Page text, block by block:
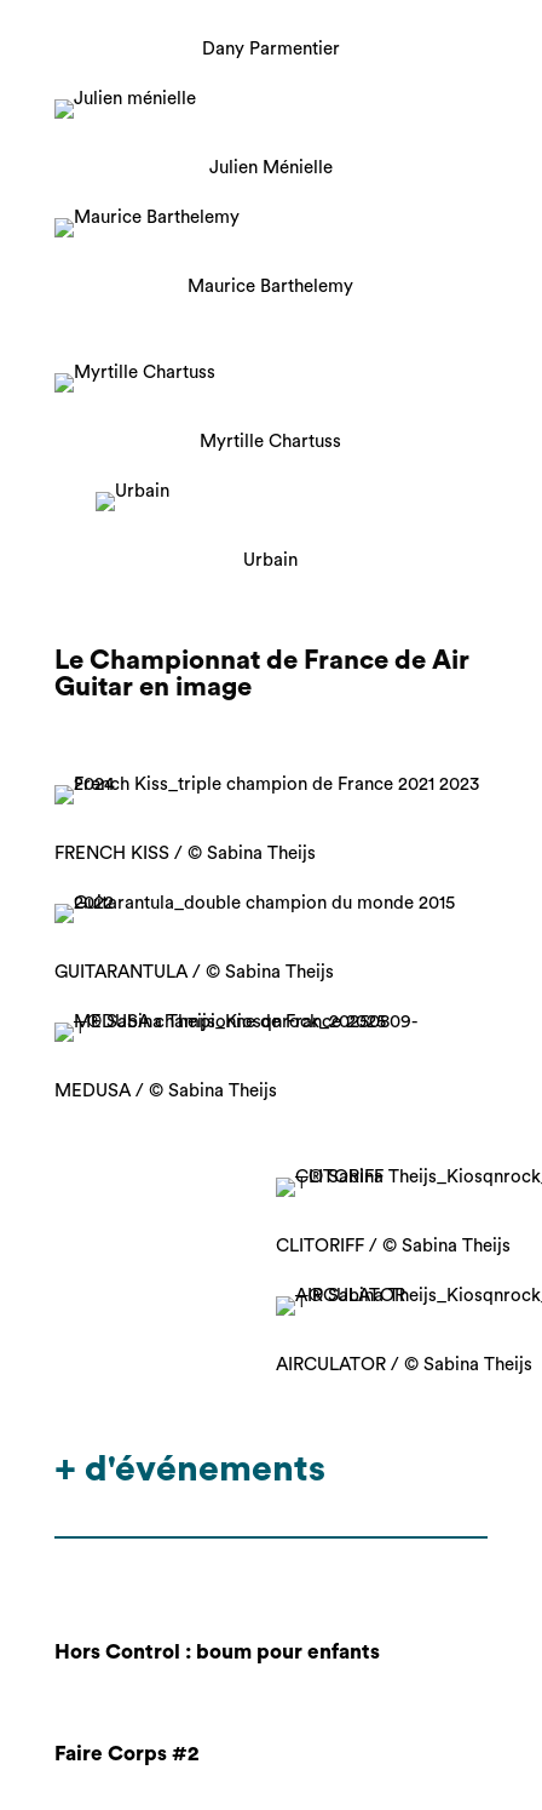
Dany Parmentier
Julien Ménielle
Maurice Barthelemy
Myrtille Chartuss
Urbain
Le Championnat de France de Air
Guitar en image
FRENCH KISS / © Sabina Theijs
GUITARANTULA / © Sabina Theijs
MEDUSA / © Sabina Theijs
CLITORIFF / © Sabina Theijs
AIRCULATOR / © Sabina Theijs
+ d'événements
Hors Control : boum pour enfants
Faire Corps #2